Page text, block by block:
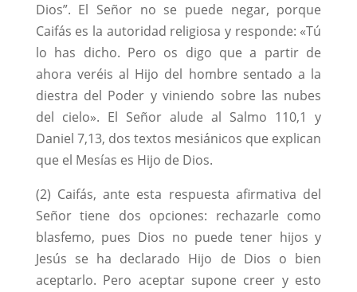
Dios”. El Señor no se puede negar, porque
Caifás es la autoridad religiosa y responde: «Tú
lo has dicho. Pero os digo que a partir de
ahora veréis al Hijo del hombre sentado a la
diestra del Poder y viniendo sobre las nubes
del cielo». El Señor alude al Salmo 110,1 y
Daniel 7,13, dos textos mesiánicos que explican
que el Mesías es Hijo de Dios.
(2) Caifás, ante esta respuesta afirmativa del
Señor tiene dos opciones: rechazarle como
blasfemo, pues Dios no puede tener hijos y
Jesús se ha declarado Hijo de Dios o bien
aceptarlo. Pero aceptar supone creer y esto